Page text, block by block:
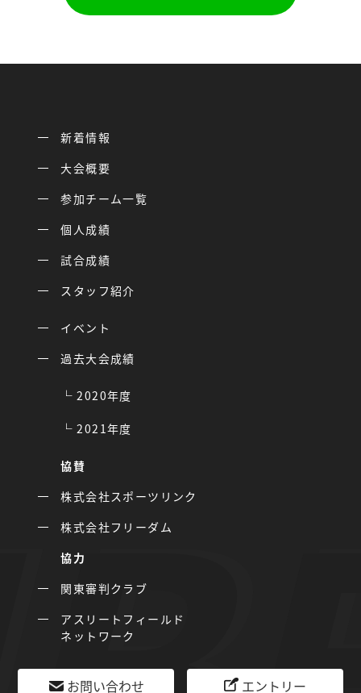
新着情報
大会概要
参加チーム一覧
個人成績
試合成績
スタッフ紹介
イベント
過去大会成績
2020年度
2021年度
協賛
株式会社スポーツリンク
株式会社フリーダム
協力
関東審判クラブ
アスリートフィールド
ネットワーク
お問い合わせ エントリー